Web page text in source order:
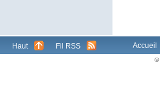
Haut Fil RSS Accueil
©